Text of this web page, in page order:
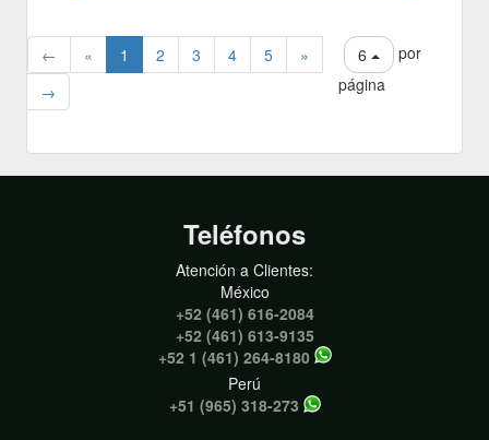
← « 1 2 3 4 5
»
→
6
por
página
Teléfonos
Atención a Clientes:
México
+52 (461) 616-2084
+52 (461) 613-9135
+52 1 (461) 264-8180
Perú
+51 (965) 318-273